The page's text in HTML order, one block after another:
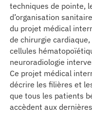
techniques de pointe,
d’organisation
du projet médical
de chirurgie cardiaque,
cellules
neuroradiologie
Ce projet médical
décrire les filières et
que tous les patients
accèdent aux